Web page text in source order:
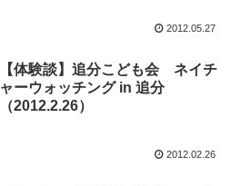
2012.05.27
【体験談】追分こども会 ネイチ
ャーウォッチング in 追分
（2012.2.26）
2012.02.26